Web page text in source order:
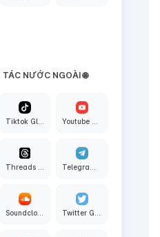
NƯỚC NGOÀI 🌐
Soundcloud Global